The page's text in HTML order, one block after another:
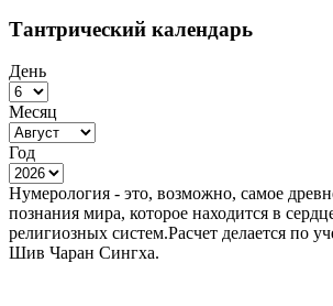
Тантрический календарь
День
Месяц
Год
Нумерология - это, возможно, самое
познания мира, которое находится в
религиозных систем.Расчет делается по
Шив Чаран Сингха.